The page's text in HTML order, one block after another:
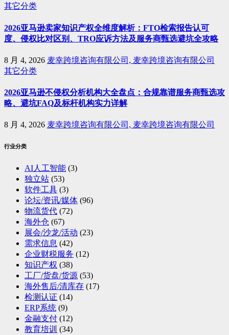
其它分类
2026亚马逊卖家知识产权全维度解析：FTO检索报告认可
度、侵权比对区别、TRO应诉方法及服务商甄选避坑全攻略
8 月 4, 2026 麦幸跨境咨询有限公司, 麦幸跨境咨询有限公司
其它分类
2026亚马逊不侵权分析机构大全盘点：合规靠谱服务商甄选攻
略、避坑FAQ及标杆机构实力详解
8 月 4, 2026 麦幸跨境咨询有限公司, 麦幸跨境咨询有限公司
行业分类
AI人工智能 (3)
独立站 (53)
软件工具 (3)
论坛/资讯/媒体 (96)
物流货代 (72)
海外仓 (67)
展会/沙龙/活动 (23)
需求信息 (42)
企业财税服务 (12)
知识产权 (38)
工厂/货盘/货源 (53)
海外售后/清库存 (17)
检测认证 (14)
ERP系统 (9)
金融支付 (12)
教育培训 (34)